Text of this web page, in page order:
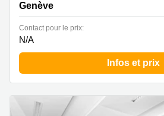
Genève
Contact pour le prix:
N/A
Infos et prix